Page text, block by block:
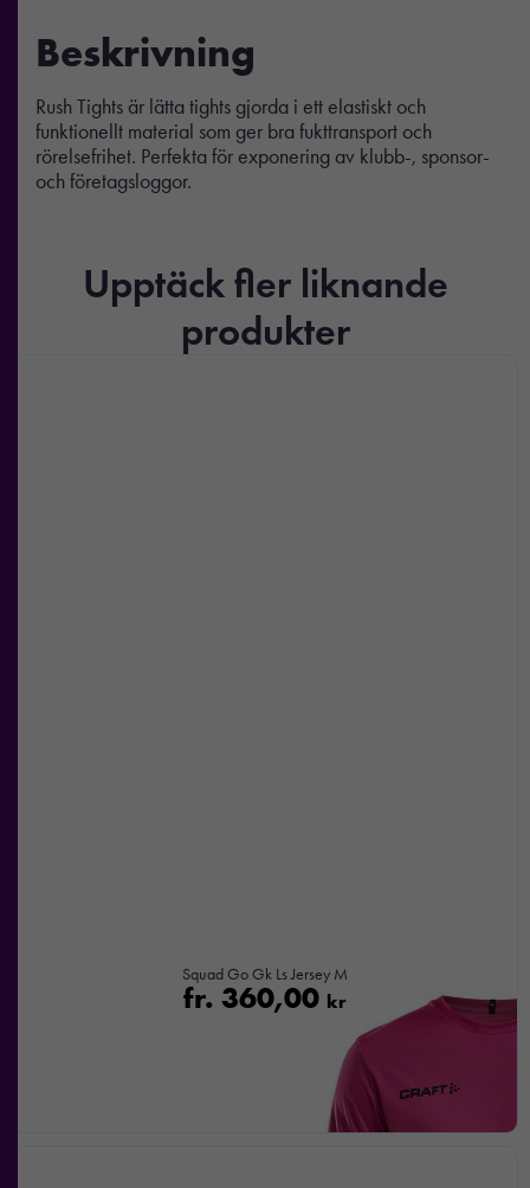
Beskrivning
Rush Tights är lätta tights gjorda i ett elastiskt och
funktionellt material som ger bra fukttransport och
rörelsefrihet. Perfekta för exponering av klubb-, sponsor-
och företagsloggor.
Upptäck fler liknande
produkter
Squad Go Gk Ls Jersey M
fr. 360,00 kr